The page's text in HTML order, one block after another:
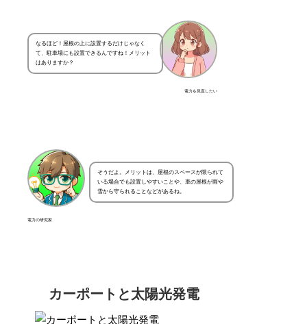
電力を見直したい
なるほど！屋根の上に設置するだけじゃなく
て、駐車場にも設置できるんですね！メリット
はありますか？
電力の研究家
そうだよ。メリットは、屋根のスペースが限られて
いる場合でも設置しやすいことや、車の屋根が雨や
雪から守られることなどがあるね。
カーポートと太陽光発電